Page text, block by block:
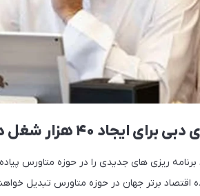
ایجاد ۴۰ هزار شغل در متاورس